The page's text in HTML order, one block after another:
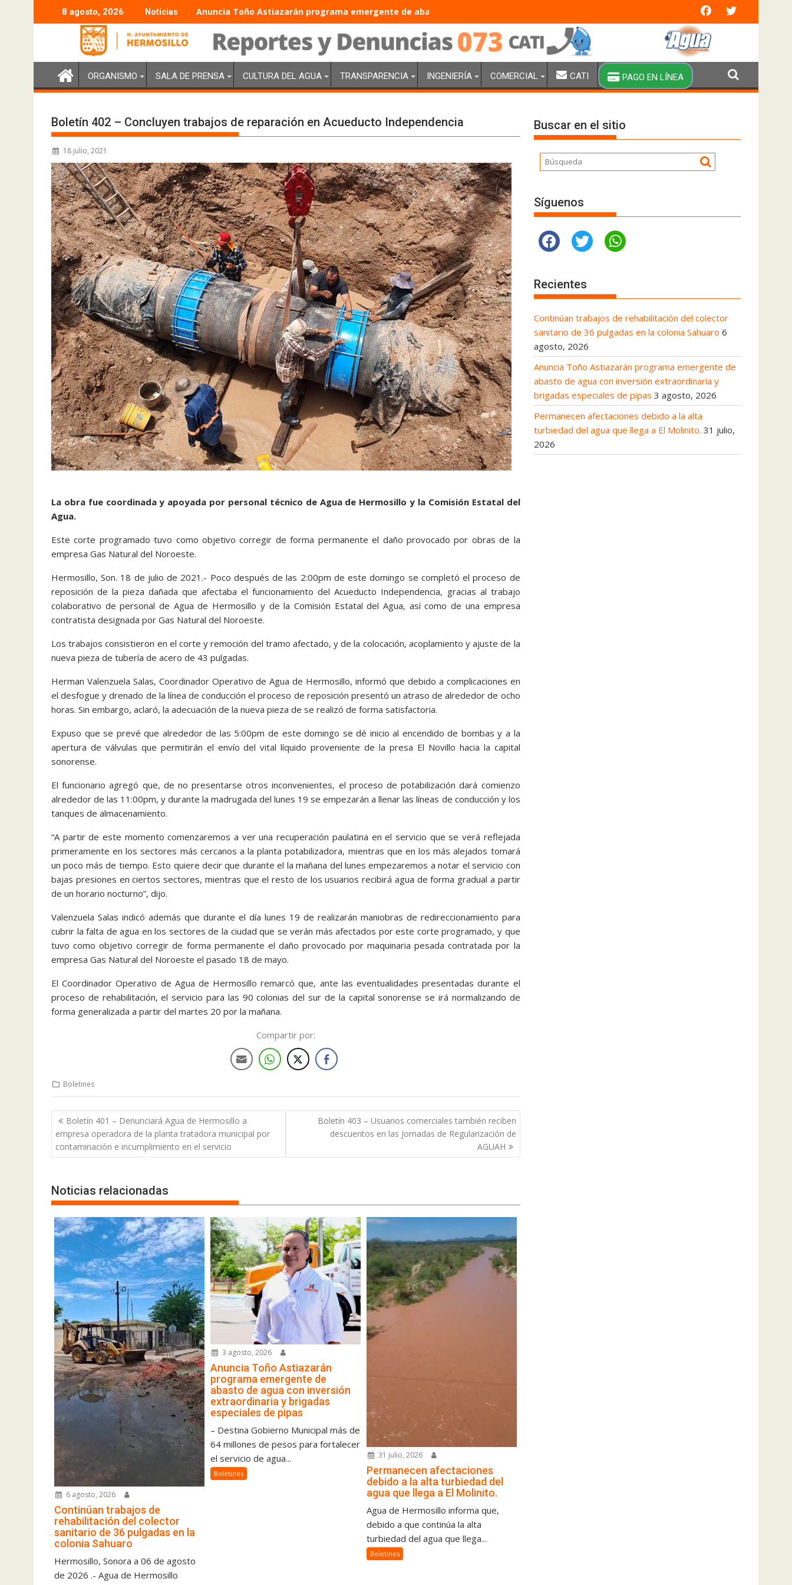
8 agosto, 2026 Noticias Anuncia Toño Astiazarán programa emergente de abasto de agua con inversión extraordinaria y brigadas especiales de pipas
ORGANISMO SALA DE PRENSA CULTURA DEL AGUA TRANSPARENCIA INGENIERÍA COMERCIAL CATI PAGO EN LÍNEA
Boletín 402 – Concluyen trabajos de reparación en Acueducto Independencia
18 julio, 2021
La obra fue coordinada y apoyada por personal técnico de Agua de Hermosillo y la Comisión Estatal del
Agua.
Este corte programado tuvo como objetivo corregir de forma permanente el daño provocado por obras de la
empresa Gas Natural del Noroeste.
Hermosillo, Son. 18 de julio de 2021.- Poco después de las 2:00pm de este domingo se completó el proceso de
reposición de la pieza dañada que afectaba el funcionamiento del Acueducto Independencia, gracias al trabajo
colaborativo de personal de Agua de Hermosillo y de la Comisión Estatal del Agua, así como de una empresa
contratista designada por Gas Natural del Noroeste.
Los trabajos consistieron en el corte y remoción del tramo afectado, y de la colocación, acoplamiento y ajuste de la
nueva pieza de tubería de acero de 43 pulgadas.
Herman Valenzuela Salas, Coordinador Operativo de Agua de Hermosillo, informó que debido a complicaciones en
el desfogue y drenado de la línea de conducción el proceso de reposición presentó un atraso de alrededor de ocho
horas. Sin embargo, aclaró, la adecuación de la nueva pieza de se realizó de forma satisfactoria.
Expuso que se prevé que alrededor de las 5:00pm de este domingo se dé inicio al encendido de bombas y a la
apertura de válvulas que permitirán el envío del vital líquido proveniente de la presa El Novillo hacia la capital
sonorense.
El funcionario agregó que, de no presentarse otros inconvenientes, el proceso de potabilización dará comienzo
alrededor de las 11:00pm, y durante la madrugada del lunes 19 se empezarán a llenar las líneas de conducción y los
tanques de almacenamiento.
“A partir de este momento comenzaremos a ver una recuperación paulatina en el servicio que se verá reflejada
primeramente en los sectores más cercanos a la planta potabilizadora, mientras que en los más alejados tomará
un poco más de tiempo. Esto quiere decir que durante el la mañana del lunes empezaremos a notar el servicio con
bajas presiones en ciertos sectores, mientras que el resto de los usuarios recibirá agua de forma gradual a partir
de un horario nocturno”, dijo.
Valenzuela Salas indicó además que durante el día lunes 19 de realizarán maniobras de redireccionamiento para
cubrir la falta de agua en los sectores de la ciudad que se verán más afectados por este corte programado, y que
tuvo como objetivo corregir de forma permanente el daño provocado por maquinaria pesada contratada por la
empresa Gas Natural del Noroeste el pasado 18 de mayo.
El Coordinador Operativo de Agua de Hermosillo remarcó que, ante las eventualidades presentadas durante el
proceso de rehabilitación, el servicio para las 90 colonias del sur de la capital sonorense se irá normalizando de
forma generalizada a partir del martes 20 por la mañana.
Compartir por:
Boletines
Boletín 401 – Denunciará Agua de Hermosillo a
empresa operadora de la planta tratadora municipal por
contaminación e incumplimiento en el servicio
Boletín 403 – Usuarios comerciales también reciben
descuentos en las Jornadas de Regularización de
AGUAH
Noticias relacionadas
6 agosto, 2026
Continúan trabajos de
rehabilitación del colector
sanitario de 36 pulgadas en la
colonia Sahuaro
Hermosillo, Sonora a 06 de agosto
de 2026 .- Agua de Hermosillo
3 agosto, 2026
Anuncia Toño Astiazarán
programa emergente de
abasto de agua con inversión
extraordinaria y brigadas
especiales de pipas
– Destina Gobierno Municipal más de
64 millones de pesos para fortalecer
el servicio de agua...
Boletines
31 julio, 2026
Permanecen afectaciones
debido a la alta turbiedad del
agua que llega a El Molinito.
Agua de Hermosillo informa que,
debido a que continúa la alta
turbiedad del agua que llega...
Boletines
Buscar en el sitio
Síguenos
Recientes
Continúan trabajos de rehabilitación del colector
sanitario de 36 pulgadas en la colonia Sahuaro 6
agosto, 2026
Anuncia Toño Astiazarán programa emergente de
abasto de agua con inversión extraordinaria y
brigadas especiales de pipas 3 agosto, 2026
Permanecen afectaciones debido a la alta
turbiedad del agua que llega a El Molinito. 31 julio,
2026